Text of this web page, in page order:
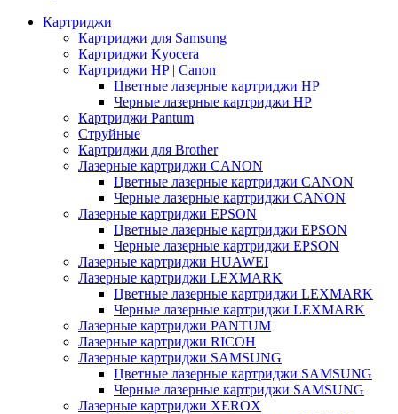
Картриджи
Картриджи для Samsung
Картриджи Kyocera
Картриджи HP | Canon
Цветные лазерные картриджи HP
Черные лазерные картриджи HP
Картриджи Pantum
Струйные
Картриджи для Brother
Лазерные картриджи CANON
Цветные лазерные картриджи CANON
Черные лазерные картриджи CANON
Лазерные картриджи EPSON
Цветные лазерные картриджи EPSON
Черные лазерные картриджи EPSON
Лазерные картриджи HUAWEI
Лазерные картриджи LEXMARK
Цветные лазерные картриджи LEXMARK
Черные лазерные картриджи LEXMARK
Лазерные картриджи PANTUM
Лазерные картриджи RICOH
Лазерные картриджи SAMSUNG
Цветные лазерные картриджи SAMSUNG
Черные лазерные картриджи SAMSUNG
Лазерные картриджи XEROX